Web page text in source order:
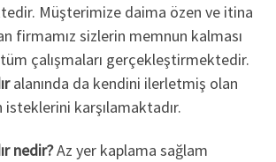
Müşterimize daima özen ve itina
firmamız sizlerin memnun kalması
çalışmaları gerçekleştirmektedir.
alanında da kendini ilerletmiş olan
karşılamaktadır.
nedir?Az yer kaplama sağlam